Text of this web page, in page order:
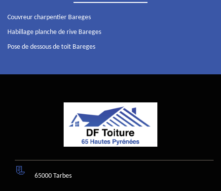
Couvreur charpentier Bareges
Habillage planche de rive Bareges
Pose de dessous de toit Bareges
65000 Tarbes